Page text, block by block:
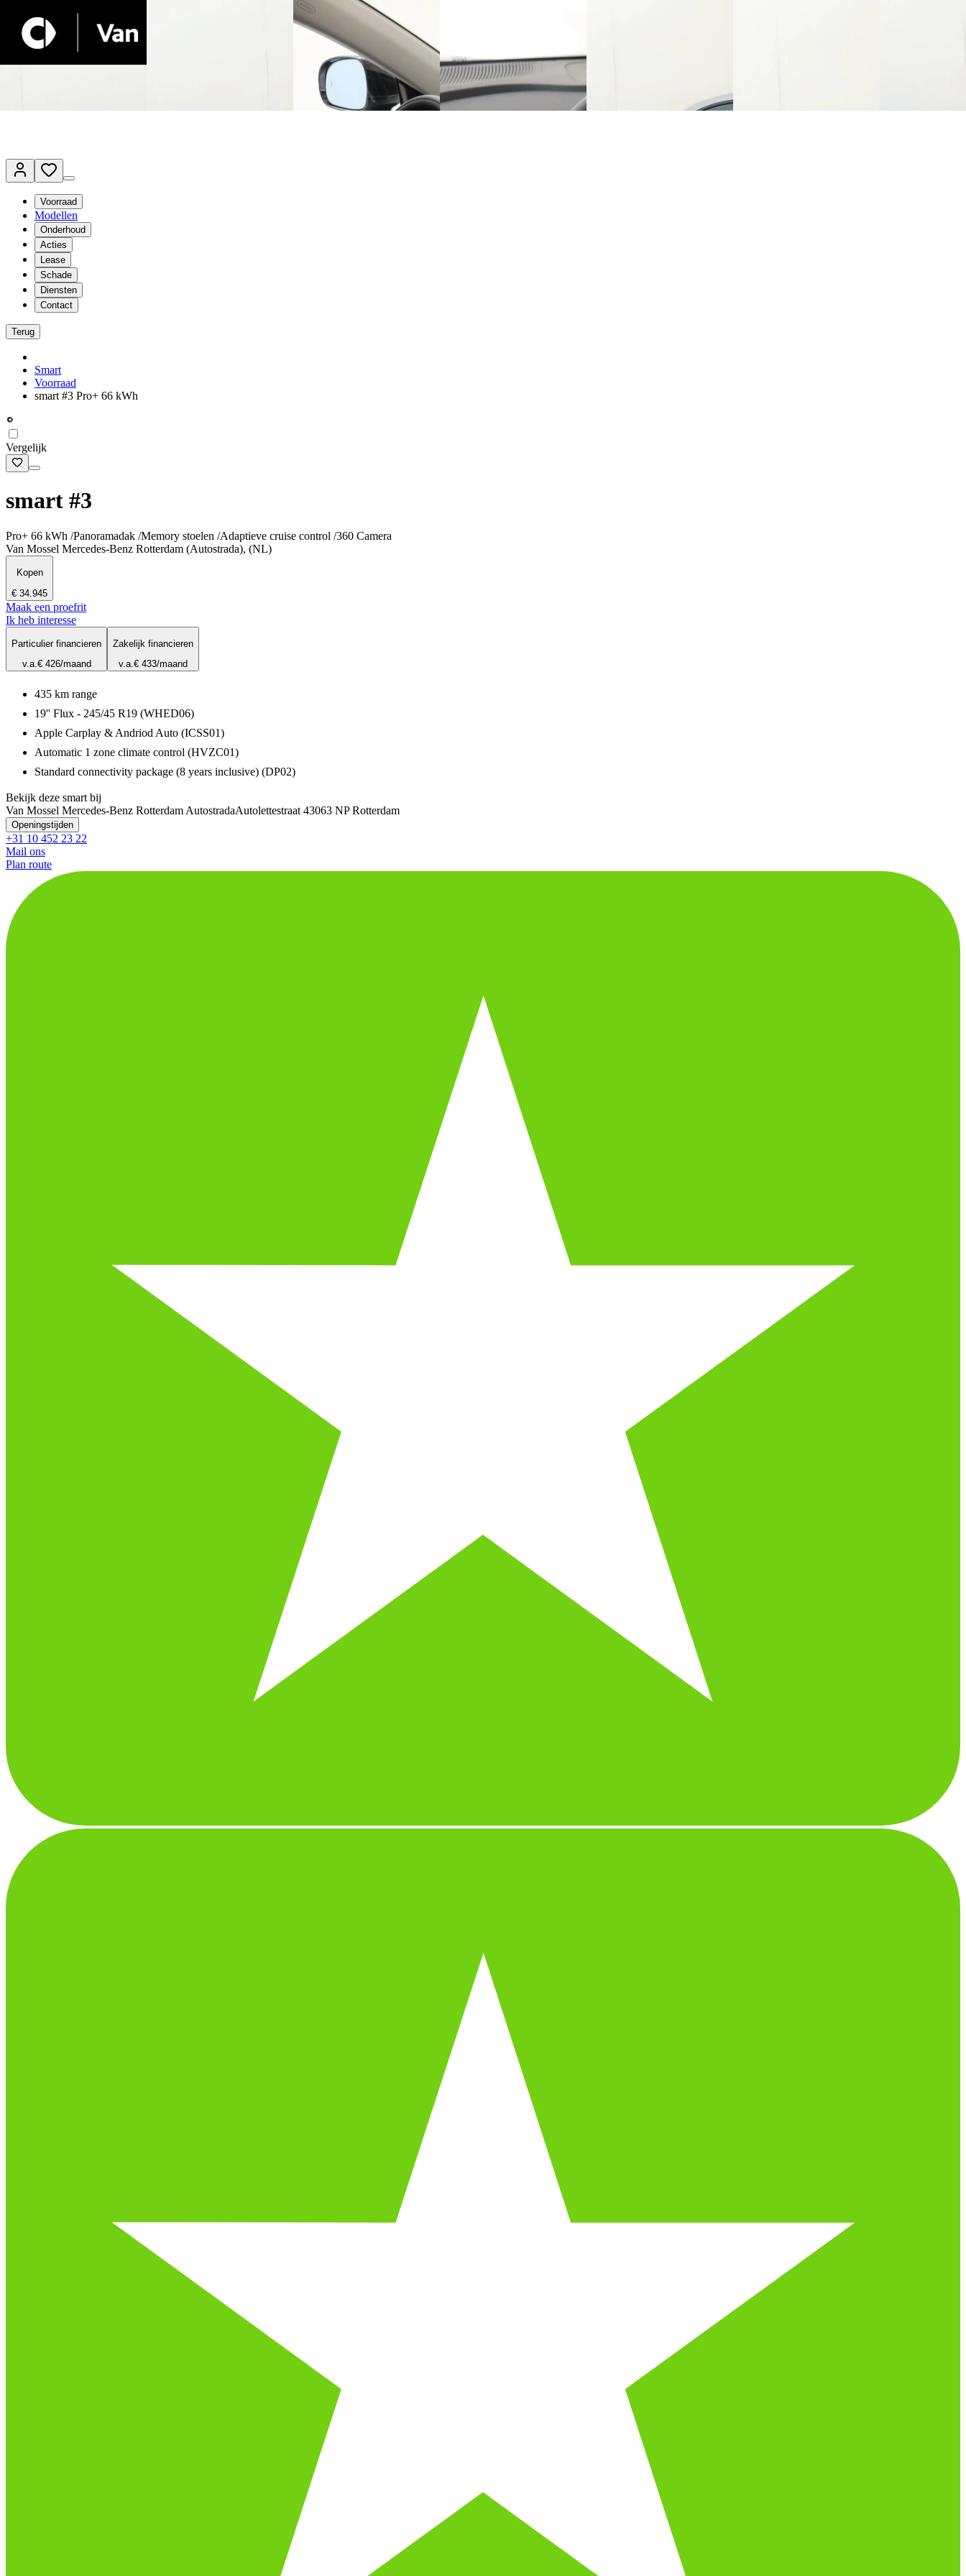
Terug naar www.vanmossel.nl
Van Mossel Automotive Group
Vestigingen
Werkplaatsplanner
Voorraad
Modellen
Onderhoud
Acties
Lease
Schade
Diensten
Contact
Terug
Smart
Voorraad
smart #3 Pro+ 66 kWh
Vergelijk
smart #3
Pro+ 66 kWh /Panoramadak /Memory stoelen /Adaptieve cruise control /360 Camera
Van Mossel Mercedes-Benz Rotterdam (Autostrada), (NL)
Kopen
€ 34.945
Maak een proefrit
Ik heb interesse
Particulier financieren
v.a.€ 426/maand
Zakelijk financieren
v.a.€ 433/maand
435 km range
19'' Flux - 245/45 R19 (WHED06)
Apple Carplay & Andriod Auto (ICSS01)
Automatic 1 zone climate control (HVZC01)
Standard connectivity package (8 years inclusive) (DP02)
Bekijk deze smart bij
Van Mossel Mercedes-Benz Rotterdam AutostradaAutolettestraat 43063 NP Rotterdam
Openingstijden
+31 10 452 23 22
Mail ons
Plan route